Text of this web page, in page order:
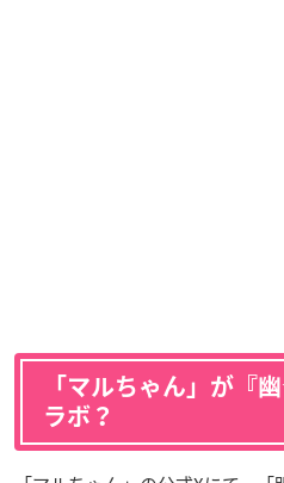
「マルちゃん」が『
ラボ？